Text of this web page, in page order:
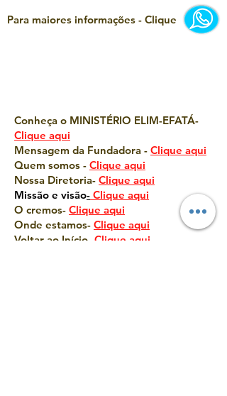
Para maiores informações - Clique
Conheça o MINISTÉRIO ELIM-EFATÁ-
Clique aqui
Mensagem da Fundadora - Clique aqui
Quem somos - Clique aqui
Nossa Diretoria- Clique aqui
Missão e visão- Clique aqui
O cremos- Clique aqui
Onde estamos- Clique aqui
Voltar ao Início- Clique aqui